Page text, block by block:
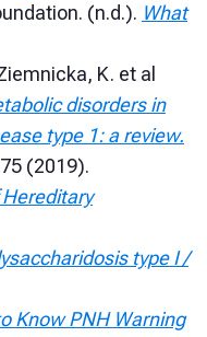
(n.d.). What
K. et al
disorders in
type 1: a review.
(2019).
type I /
Know PNH Warning